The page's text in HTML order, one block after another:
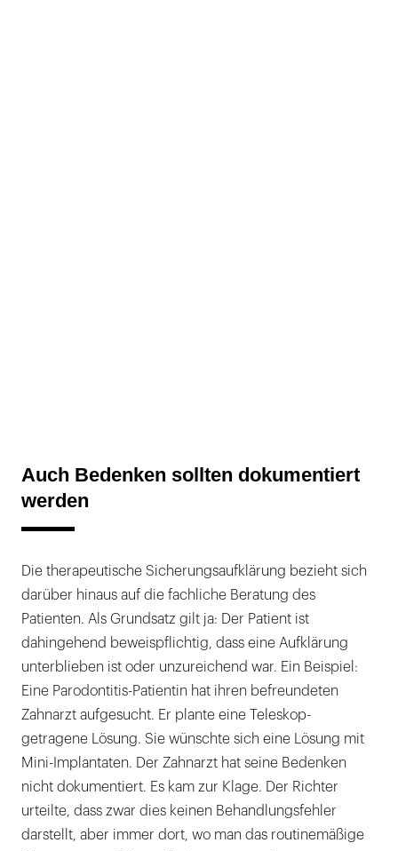
Auch Bedenken sollten dokumentiert
werden
Die therapeutische Sicherungsaufklärung bezieht sich
darüber hinaus auf die fachliche Beratung des
Patienten. Als Grundsatz gilt ja: Der Patient ist
dahingehend beweispflichtig, dass eine Aufklärung
unterblieben ist oder unzureichend war. Ein Beispiel:
Eine Parodontitis-Patientin hat ihren befreundeten
Zahnarzt aufgesucht. Er plante eine Teleskop-
getragene Lösung. Sie wünschte sich eine Lösung mit
Mini-Implantaten. Der Zahnarzt hat seine Bedenken
nicht dokumentiert. Es kam zur Klage. Der Richter
urteilte, dass zwar dies keinen Behandlungsfehler
darstellt, aber immer dort, wo man das routinemäßige